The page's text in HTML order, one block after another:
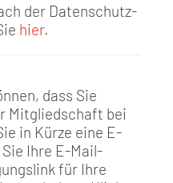
der Datenschutz-
hier.
dass Sie
Mitgliedschaft bei
in Kürze eine E-
Ihre E-Mail-
für Ihre